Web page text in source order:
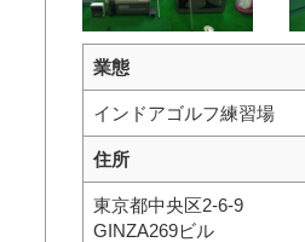
業態
インドアゴルフ練習場
住所
東京都中央区2-6-9
GINZA269ビル